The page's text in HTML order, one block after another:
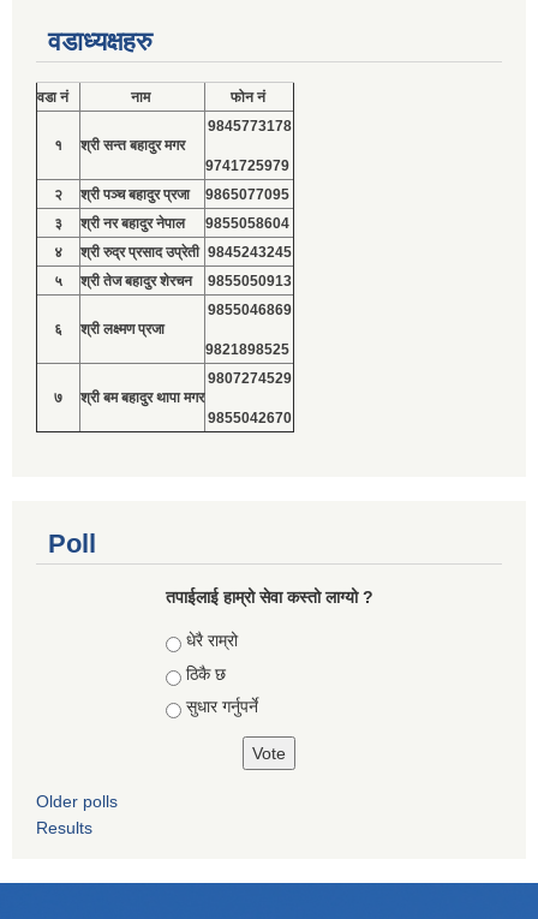
वडाध्यक्षहरु
वडा नं नाम फोन नं
१ श्री सन्त बहादुर मगर
9845773178
9741725979
२
श्री पञ्च बहादुर प्रजा
9865077095
३
श्री नर बहादुर नेपाल
9855058604
४
श्री रुद्र प्रसाद उप्रेती 9845243245
५
श्री तेज बहादुर शेरचन 9855050913
६ श्री लक्ष्मण प्रजा
9855046869
9821898525
७ श्री बम बहादुर थापा मगर
9807274529
9855042670
Poll
तपाईलाई हाम्रो सेवा कस्तो लाग्यो ?
Choices
धेरै राम्रो
ठिकै छ
सुधार गर्नुपर्ने
Older polls
Results